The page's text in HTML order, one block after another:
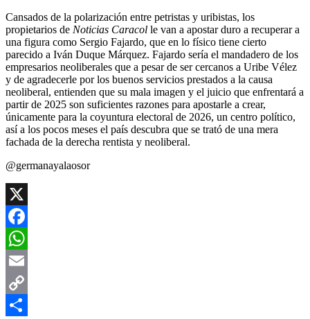
Cansados de la polarización entre petristas y uribistas, los
propietarios de Noticias Caracol le van a apostar duro a recuperar a
una figura como Sergio Fajardo, que en lo físico tiene cierto
parecido a Iván Duque Márquez. Fajardo sería el mandadero de los
empresarios neoliberales que a pesar de ser cercanos a Uribe Vélez
y de agradecerle por los buenos servicios prestados a la causa
neoliberal, entienden que su mala imagen y el juicio que enfrentará a
partir de 2025 son suficientes razones para apostarle a crear,
únicamente para la coyuntura electoral de 2026, un centro político,
así a los pocos meses el país descubra que se trató de una mera
fachada de la derecha rentista y neoliberal.
@germanayalaosor
X
Facebook
WhatsApp
Email
Copy